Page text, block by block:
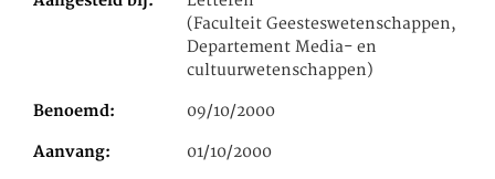
(Faculteit Geesteswetenschappen,
Departement Media- en
cultuurwetenschappen)
Benoemd 09/10/2000
Aanvang 01/10/2000